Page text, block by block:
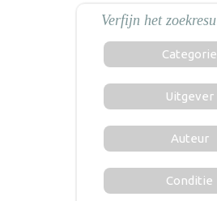
Categorie
Uitgever
Auteur
Conditie